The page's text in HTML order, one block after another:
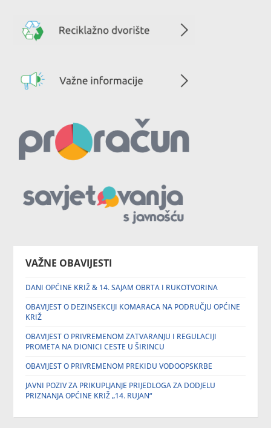
VAŽNE OBAVIJESTI
DANI OPĆINE KRIŽ & 14. SAJAM OBRTA I RUKOTVORINA
OBAVIJEST O DEZINSEKCIJI KOMARACA NA PODRUČJU OPĆINE
KRIŽ
OBAVIJEST O PRIVREMENOM ZATVARANJU I REGULACIJI
PROMETA NA DIONICI CESTE U ŠIRINCU
OBAVIJEST O PRIVREMENOM PREKIDU VODOOPSKRBE
JAVNI POZIV ZA PRIKUPLJANJE PRIJEDLOGA ZA DODJELU
PRIZNANJA OPĆINE KRIŽ „14. RUJAN“